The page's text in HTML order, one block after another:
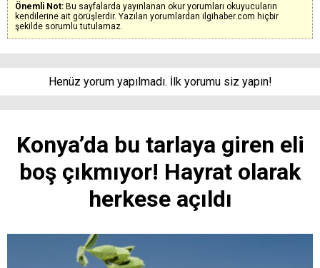
Önemli Not: Bu sayfalarda yayınlanan okur yorumları okuyucuların
kendilerine ait görüşlerdir. Yazılan yorumlardan ilgihaber.com hiçbir
şekilde sorumlu tutulamaz.
Henüz yorum yapılmadı. İlk yorumu siz yapın!
Konya’da bu tarlaya giren eli
boş çıkmıyor! Hayrat olarak
herkese açıldı